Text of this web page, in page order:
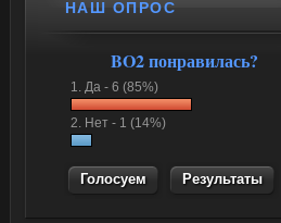
НАШ ОПРОС
BO2 понравилась?
1. Да - 6 (85%)
2. Нет - 1 (14%)
Результаты